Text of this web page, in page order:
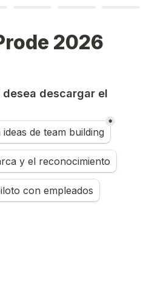
2026
desea descargar el
de team building
*
y el reconocimiento
con empleados